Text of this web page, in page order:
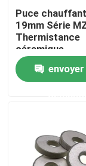
À la maison
Produits
À propos de
Puce
19mm Série
Thermistance
céramique
envoyer